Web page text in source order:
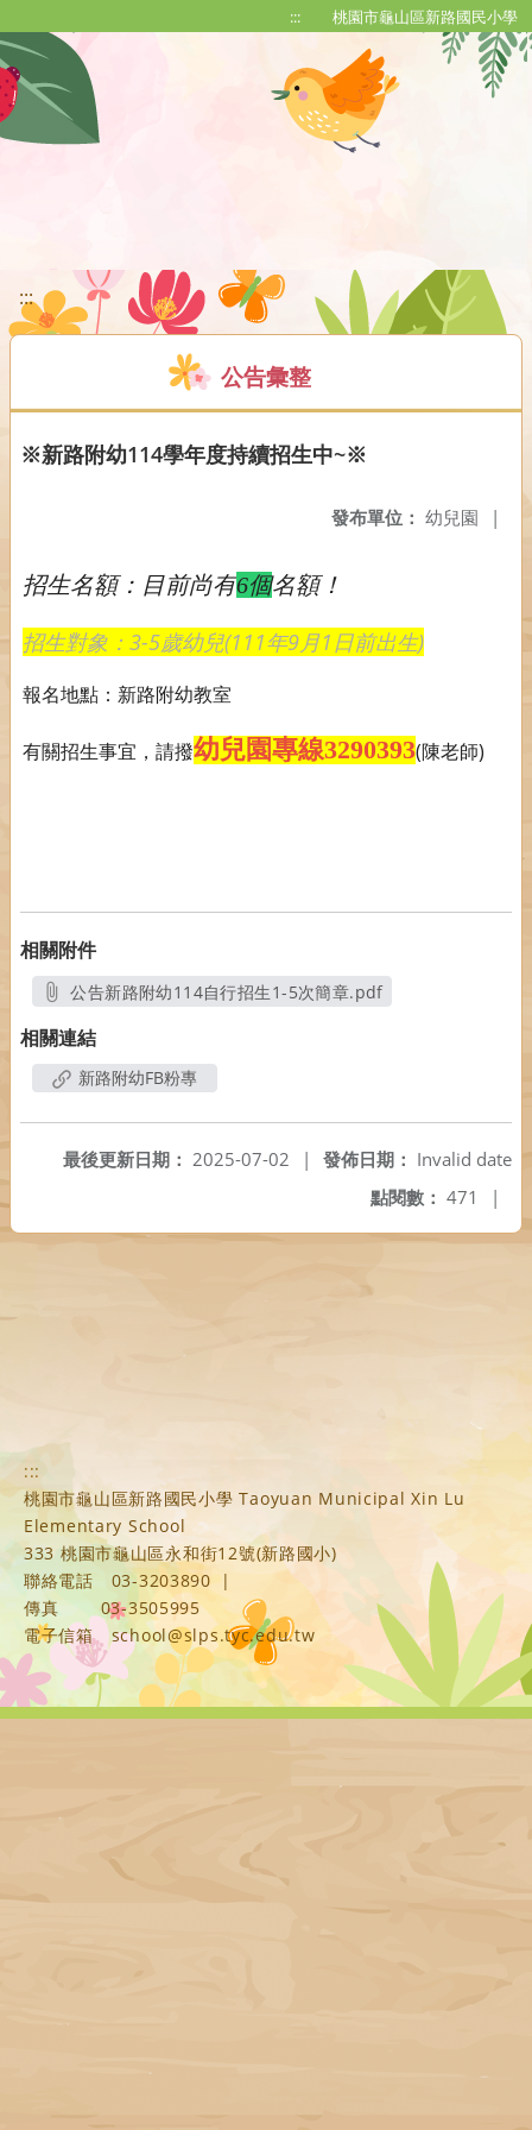
::: 桃園市龜山區新路國民小學
:::
公告彙整
※新路附幼114學年度持續招生中~※
發布單位： 幼兒園 |
招生名額：目前尚有6個名額！
招生對象：3-5歲幼兒(111年9月1日前出生)
報名地點：新路附幼教室
有關招生事宜，請撥幼兒園專線3290393(陳老師)
相關附件
公告新路附幼114自行招生1-5次簡章.pdf
相關連結
新路附幼FB粉專
發佈日期： Invalid date
最後更新日期： 2025-07-02
|
點閱數： 471 |
:::
桃園市龜山區新路國民小學 Taoyuan Municipal Xin Lu
Elementary School
333 桃園市龜山區永和街12號(新路國小)
聯絡電話
03-3203890
|
傳真
03-3505995
電子信箱
school@slps.tyc.edu.tw